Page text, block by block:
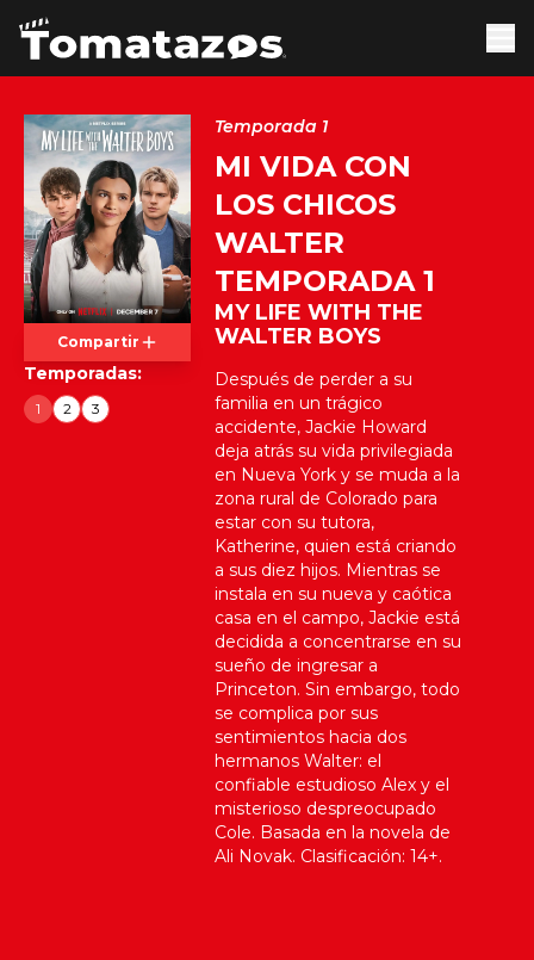
Compartir
Temporadas:
1 2 3
Temporada 1
MI VIDA CON
LOS CHICOS
WALTER
TEMPORADA 1
MY LIFE WITH THE
WALTER BOYS
Después de perder a su
familia en un trágico
accidente, Jackie Howard
deja atrás su vida privilegiada
en Nueva York y se muda a la
zona rural de Colorado para
estar con su tutora,
Katherine, quien está criando
a sus diez hijos. Mientras se
instala en su nueva y caótica
casa en el campo, Jackie está
decidida a concentrarse en su
sueño de ingresar a
Princeton. Sin embargo, todo
se complica por sus
sentimientos hacia dos
hermanos Walter: el
confiable estudioso Alex y el
misterioso despreocupado
Cole. Basada en la novela de
Ali Novak. Clasificación: 14+.